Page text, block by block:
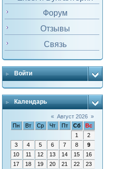
Форум
Отзывы
Связь
Войти
Календарь
« Август 2026 »
Пн
Вт Ср Чт Пт Сб
Вс
1
2
3
4 5 6 7 8
9
10
11 12 13 14 15
16
17
18 19 20 21 22
23